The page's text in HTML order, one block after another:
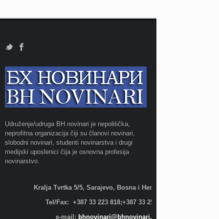
Udruženje/udruga BH novinari je nepolitička,
neprofitna organizacija čiji su članovi novinari,
slobodni novinari, studenti novinarstva i drugi
medijski uposlenici čija je osnovna profesija
novinarstvo.
Kralja Tvrtka 5/5, Sarajevo, Bosna i Hercegovina;
Tel/Fax: +387 33 223 818;+387 33 255 600
e-mail: bhnovinari@bhnovinari.ba